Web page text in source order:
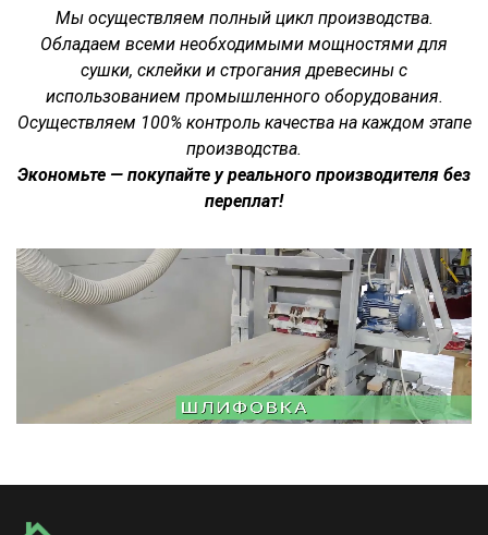
Мы осуществляем полный цикл производства.
Обладаем всеми необходимыми мощностями для
сушки, склейки и строгания древесины с
использованием промышленного оборудования.
Осуществляем 100% контроль качества на каждом этапе
производства.
Экономьте — покупайте у реального производителя без
переплат!